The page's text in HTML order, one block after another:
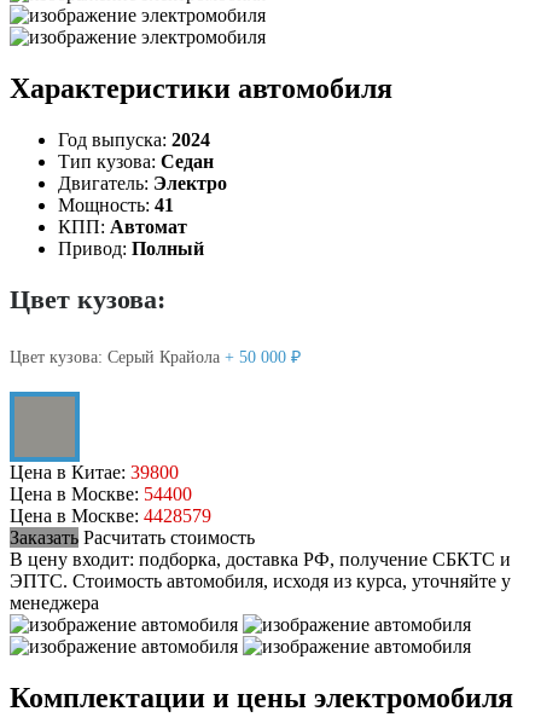
Характеристики автомобиля
Год выпуска: 2024
Тип кузова: Седан
Двигатель: Электро
Мощность: 41
КПП: Автомат
Привод: Полный
Цвет кузова:
Цвет кузова: Серый Крайола + 50 000 ₽
Цена в Китае: 39800
Цена в Москве: 54400
Цена в Москве: 4428579
Заказать Расчитать стоимость
В цену входит: подборка, доставка РФ, получение СБКТС и
ЭПТС. Стоимость автомобиля, исходя из курса, уточняйте у
менеджера
Комплектации и цены электромобиля